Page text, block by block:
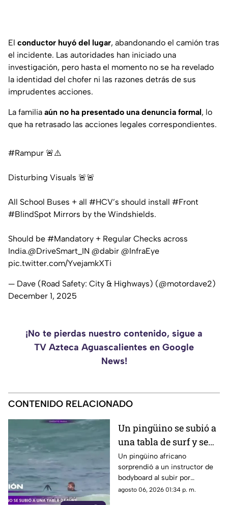
El conductor huyó del lugar, abandonando el camión tras
el incidente. Las autoridades han iniciado una
investigación, pero hasta el momento no se ha revelado
la identidad del chofer ni las razones detrás de sus
imprudentes acciones.
La familia aún no ha presentado una denuncia formal, lo
que ha retrasado las acciones legales correspondientes.
#Rampur 🚨⚠️
Disturbing Visuals 🚨🚨
All School Buses + all #HCV’s should install #Front
#BlindSpot Mirrors by the Windshields.
Should be #Mandatory + Regular Checks across
India.@DriveSmart_IN @dabir @InfraEye
pic.twitter.com/YvejamkXTi
— Dave (Road Safety: City & Highways) (@motordave2)
December 1, 2025
¡No te pierdas nuestro contenido, sigue a
TV Azteca Aguascalientes en Google
News!
CONTENIDO RELACIONADO
Un pingüino se subió a
una tabla de surf y se
viraliza
Un pingüino africano
sorprendió a un instructor de
bodyboard al subir por
iniciativa propia a su tabla y
agosto 06, 2026 01:34 p. m.